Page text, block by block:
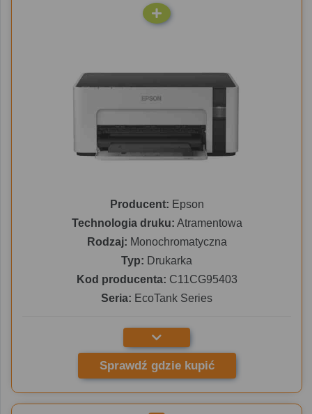
Producent: Epson
Technologia druku: Atramentowa
Rodzaj: Monochromatyczna
Typ: Drukarka
Kod producenta: C11CG95403
Seria: EcoTank Series
Sprawdź gdzie kupić